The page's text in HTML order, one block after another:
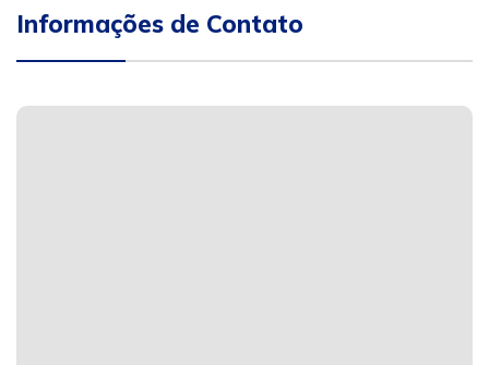
Informações de Contato